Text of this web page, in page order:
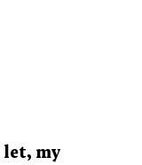
let, my